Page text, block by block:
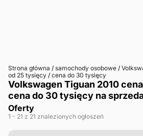
Strona główna / samochody osobowe /
od 25 tysięcy / cena do 30 tysięcy
Volkswagen Tiguan 2010
cena do 30 tysięcy na
Oferty
1 - 21 z 21 znalezionych ogłoszeń